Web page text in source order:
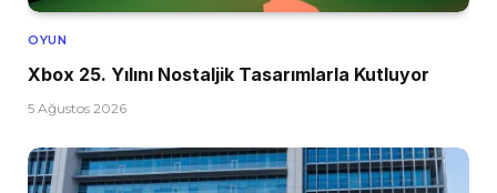
OYUN
Xbox 25. Yılını Nostaljik Tasarımlarla Kutluyor
5 Ağustos 2026